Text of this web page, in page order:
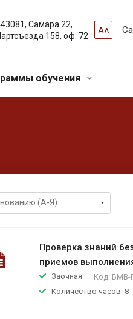
АА
Самара 22,
158, оф. 72
обучения
Проверка знаний
приемов
Заочная Код: БМВ-
Количество часов: 8